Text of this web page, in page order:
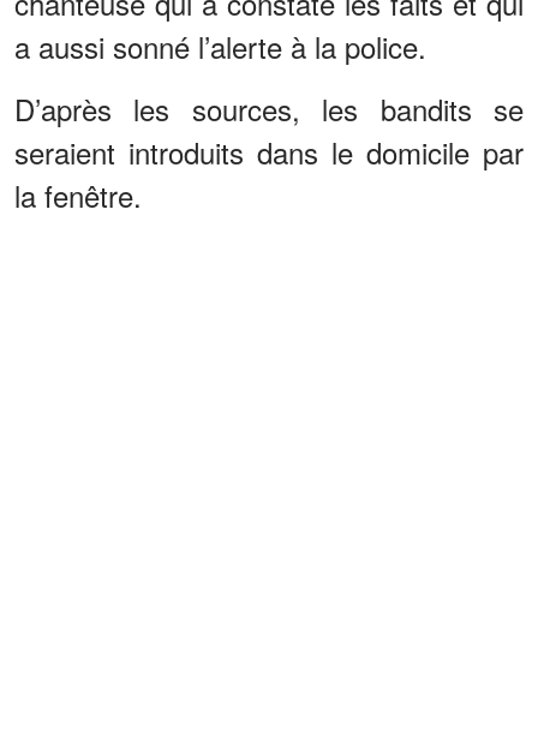
a aussi sonné l’alerte à la police.
D’après les sources, les bandits se
seraient introduits dans le domicile par
la fenêtre.